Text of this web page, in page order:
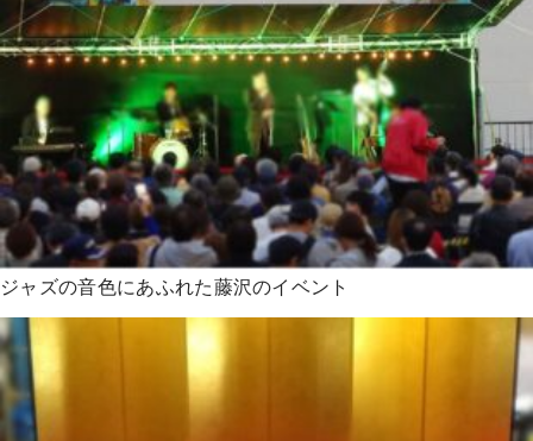
ジャズの音色にあふれた藤沢のイベント